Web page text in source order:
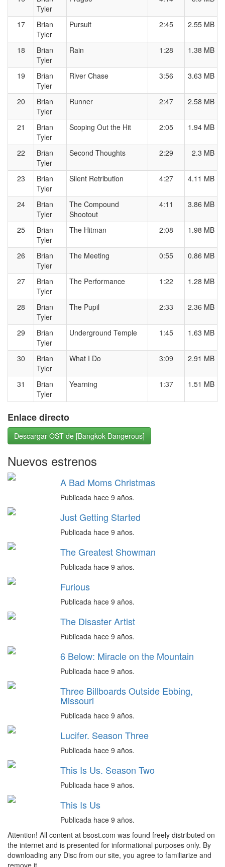
Tyler
17
Brian
Tyler
Pursuit 2:45 2.55 MB
18
Brian
Tyler
Rain 1:28 1.38 MB
19
Brian
Tyler
River Chase 3:56 3.63 MB
20
Brian
Tyler
Runner 2:47 2.58 MB
21
Brian
Tyler
Scoping Out the Hit 2:05 1.94 MB
22
Brian
Tyler
Second Thoughts 2:29 2.3 MB
23
Brian
Tyler
Silent Retribution 4:27 4.11 MB
24
Brian
Tyler
The Compound
Shootout
4:11 3.86 MB
25
Brian
Tyler
The Hitman 2:08 1.98 MB
26
Brian
Tyler
The Meeting 0:55 0.86 MB
27
Brian
Tyler
The Performance 1:22 1.28 MB
28
Brian
Tyler
The Pupil 2:33 2.36 MB
29
Brian
Tyler
Underground Temple 1:45 1.63 MB
30
Brian
Tyler
What I Do 3:09 2.91 MB
31
Brian
Tyler
Yearning 1:37 1.51 MB
Enlace directo
Descargar OST de [Bangkok Dangerous]
Nuevos estrenos
A Bad Moms Christmas
Publicada hace 9 años.
Just Getting Started
Publicada hace 9 años.
The Greatest Showman
Publicada hace 9 años.
Furious
Publicada hace 9 años.
The Disaster Artist
Publicada hace 9 años.
6 Below: Miracle on the Mountain
Publicada hace 9 años.
Three Billboards Outside Ebbing,
Missouri
Publicada hace 9 años.
Lucifer. Season Three
Publicada hace 9 años.
This Is Us. Season Two
Publicada hace 9 años.
This Is Us
Publicada hace 9 años.
Attention! All content at bsost.com was found freely distributed on
the internet and is presented for informational purposes only. By
downloading any Disc from our site, you agree to familiarize and
remove it.